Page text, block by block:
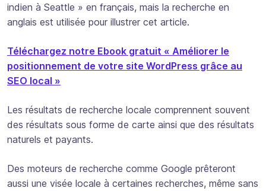
indien à Seattle » en français, mais la recherche en
anglais est utilisée pour illustrer cet article.
Téléchargez notre Ebook gratuit « Améliorer le
positionnement de votre site WordPress grâce au
SEO local »
Les résultats de recherche locale comprennent souvent
des résultats sous forme de carte ainsi que des résultats
naturels et payants.
Des moteurs de recherche comme Google prêteront
aussi une visée locale à certaines recherches, même sans